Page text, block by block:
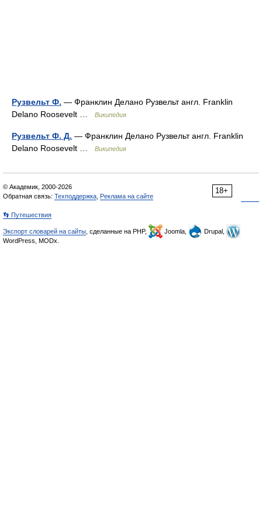
Рузвельт Ф. — Франклин Делано Рузвельт англ. Franklin
Delano Roosevelt …
Википедия
Рузвельт Ф. Д. — Франклин Делано Рузвельт англ. Franklin
Delano Roosevelt …
Википедия
18+
© Академик, 2000-2026
Обратная связь: Техподдержка Реклама на сайте
👣 Путешествия
Экспорт словарей на сайты , сделанные на PHP, Joomla,
Drupal,
WordPress, MODx.